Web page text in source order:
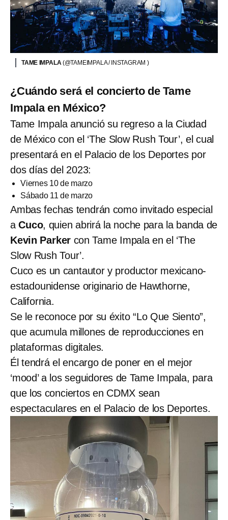
TAME IMPALA(@TAMEIMPALA / INSTAGRAM )
¿Cuándo será el concierto de Tame
Impala en México?
Tame Impala anunció su regreso a la Ciudad
de México con el ‘The Slow Rush Tour’, el cual
presentará en el Palacio de los Deportes por
dos días del 2023:
Viernes 10 de marzo
Sábado 11 de marzo
Ambas fechas tendrán como invitado especial
aCuco, quien abrirá la noche para la banda de
Kevin Parker con Tame Impala en el ‘The
Slow Rush Tour’.
Cuco es un cantautor y productor mexicano-
estadounidense originario de Hawthorne,
California.
Se le reconoce por su éxito “Lo Que Siento”,
que acumula millones de reproducciones en
plataformas digitales.
Él tendrá el encargo de poner en el mejor
‘mood’ a los seguidores de Tame Impala, para
que los conciertos en CDMX sean
espectaculares en el Palacio de los Deportes.